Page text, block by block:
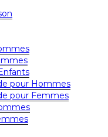
pour Hommes
pour Femmes